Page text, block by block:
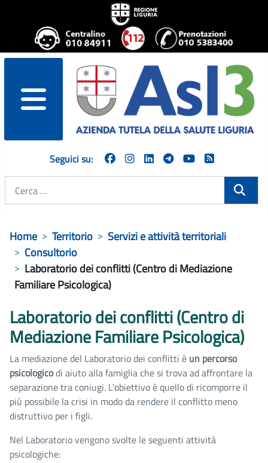
menu
Seguici su:
Home Territorio
Servizi e attività territoriali
Consultorio
Laboratorio dei conflitti (Centro di Mediazione
Familiare Psicologica)
Laboratorio dei conflitti (Centro di
Mediazione Familiare Psicologica)
La mediazione del Laboratorio dei conflitti è un percorso
psicologicodi aiuto alla famiglia che si trova ad affrontare la
separazione tra coniugi. L'obiettivo è quello di ricomporre il
più possibile la crisi in modo da rendere il conflitto meno
distruttivo per i figli.
Nel Laboratorio vengono svolte le seguenti attività
psicologiche: